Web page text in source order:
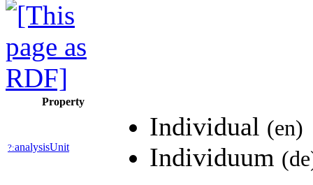
Property
?:analysisUnit
Individual (en)
Individuum